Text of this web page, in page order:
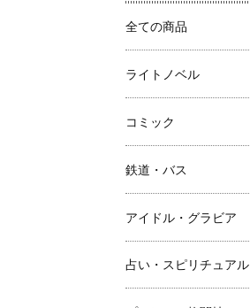
全ての商品
ライトノベル
コミック
鉄道・バス
アイドル・グラビア
占い・スピリチュアル